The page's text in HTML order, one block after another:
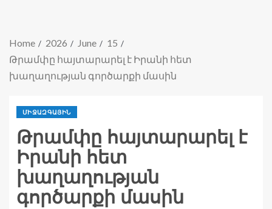
Home 2026 June
15
Թրամփը հայտարարել է Իրանի հետ
խաղաղության գործարքի մասին
ՄԻՋԱԶԳԱՅԻՆ
Թրամփը հայտարարել է
Իրանի հետ
խաղաղության
գործարքի մասին